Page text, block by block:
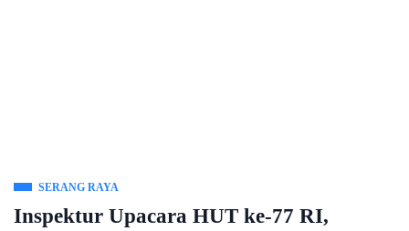
SERANG RAYA
Inspektur Upacara HUT ke-77 RI,